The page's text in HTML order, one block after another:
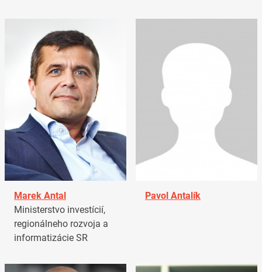
Marek Antal
Ministerstvo investícií,
regionálneho rozvoja a
informatizácie SR
Pavol Antalík